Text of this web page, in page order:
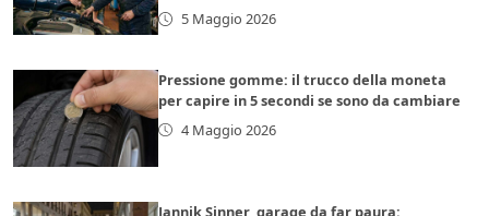
5 Maggio 2026
Pressione gomme: il trucco della moneta
per capire in 5 secondi se sono da cambiare
4 Maggio 2026
Jannik Sinner, garage da far paura: